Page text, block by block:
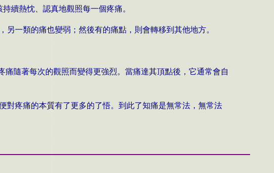
續熱忱、認真地觀照每一個疼痛。
一類的痛也變弱；然後有的痛點，則會轉移到其他地方。
痛隨著每次的觀照而變得更強烈。當痛達其頂點後，它通常會自
對疼痛的本質有了更多的了悟。到此了知痛是無常法，無常法